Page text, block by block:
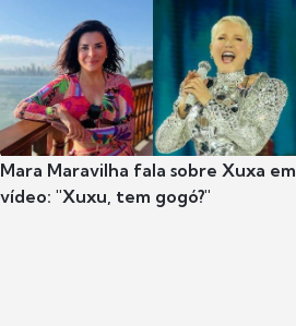
Mara Maravilha fala sobre Xuxa em
vídeo: "Xuxu, tem gogó?"